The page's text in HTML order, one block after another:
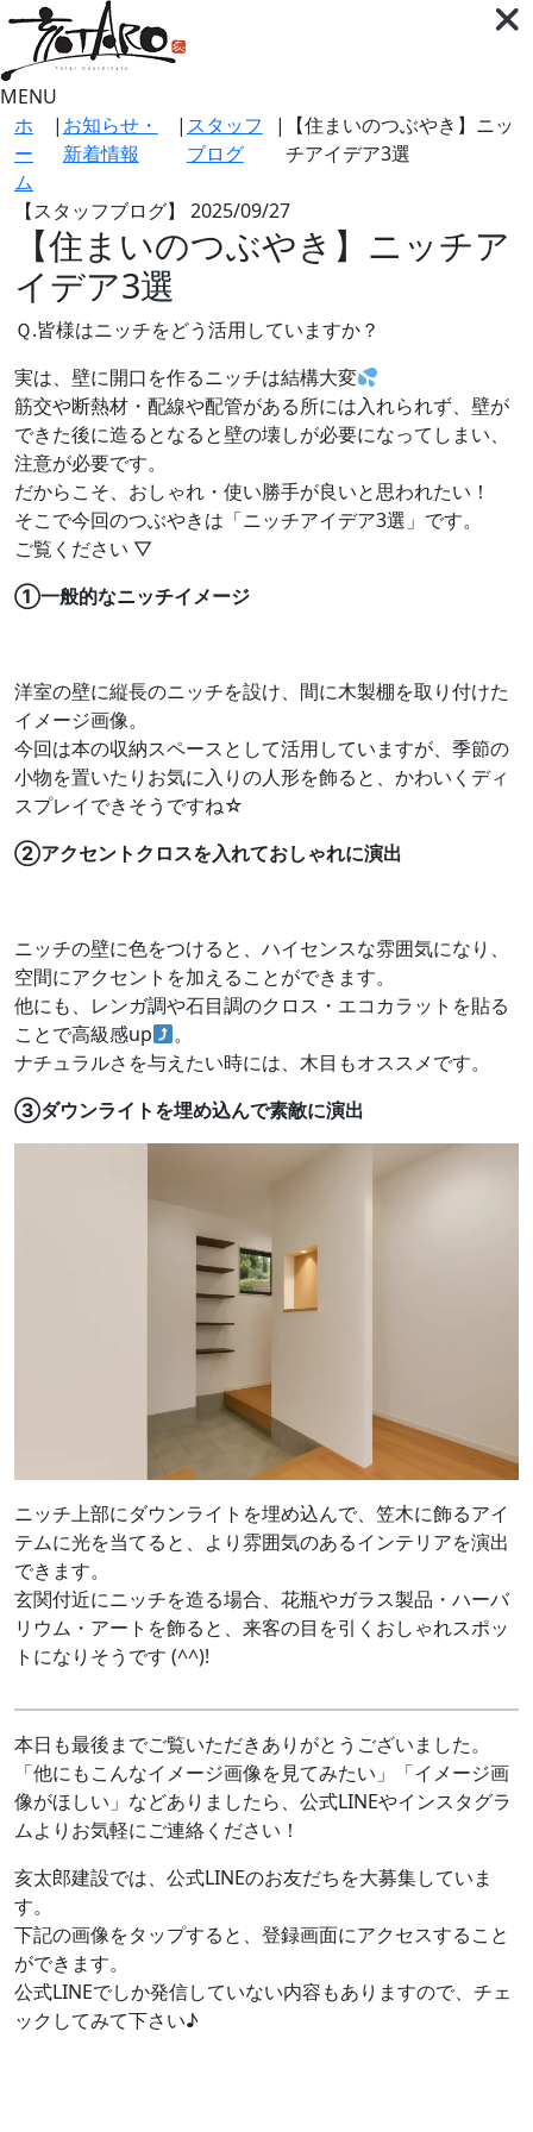
MENU
ホ
ー
ム
| お知らせ・
新着情報
| スタッフ
ブログ
|
【住まいのつぶやき】ニッ
チアイデア3選
【スタッフブログ】 2025/09/27
【住まいのつぶやき】ニッチア
イデア3選
Ｑ.皆様はニッチをどう活用していますか？
実は、壁に開口を作るニッチは結構大変
筋交や断熱材・配線や配管がある所には入れられず、壁が
できた後に造るとなると壁の壊しが必要になってしまい、
注意が必要です。
だからこそ、おしゃれ・使い勝手が良いと思われたい！
そこで今回のつぶやきは「ニッチアイデア3選」です。
ご覧ください ▽
①一般的なニッチイメージ
洋室の壁に縦長のニッチを設け、間に木製棚を取り付けた
イメージ画像。
今回は本の収納スペースとして活用していますが、季節の
小物を置いたりお気に入りの人形を飾ると、かわいくディ
スプレイできそうですね☆
②アクセントクロスを入れておしゃれに演出
ニッチの壁に色をつけると、ハイセンスな雰囲気になり、
空間にアクセントを加えることができます。
他にも、レンガ調や石目調のクロス・エコカラットを貼る
ことで高級感up
。
ナチュラルさを与えたい時には、木目もオススメです。
③ダウンライトを埋め込んで素敵に演出
ニッチ上部にダウンライトを埋め込んで、笠木に飾るアイ
テムに光を当てると、より雰囲気のあるインテリアを演出
できます。
玄関付近にニッチを造る場合、花瓶やガラス製品・ハーバ
リウム・アートを飾ると、来客の目を引くおしゃれスポッ
トになりそうです (^^)!
本日も最後までご覧いただきありがとうございました。
「他にもこんなイメージ画像を見てみたい」「イメージ画
像がほしい」などありましたら、公式LINEやインスタグラ
ムよりお気軽にご連絡ください！
亥太郎建設では、公式LINEのお友だちを大募集していま
す。
下記の画像をタップすると、登録画面にアクセスすること
ができます。
公式LINEでしか発信していない内容もありますので、チェ
ックしてみて下さい♪